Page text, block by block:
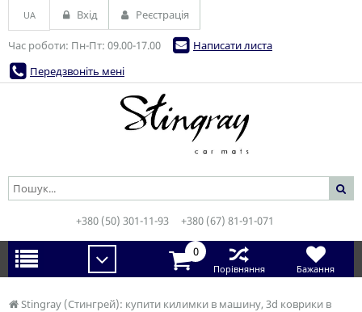
Stingray (Стингрей): купити килимки в машину, 3d коврики в
Час роботи: Пн-Пт: 09.00-17.00
Написати листа
Передзвоніть мені
UA Вхід Реєстрація
+380 (50) 301-11-93 +380 (67) 81-91-071
0
Порівняння Бажання